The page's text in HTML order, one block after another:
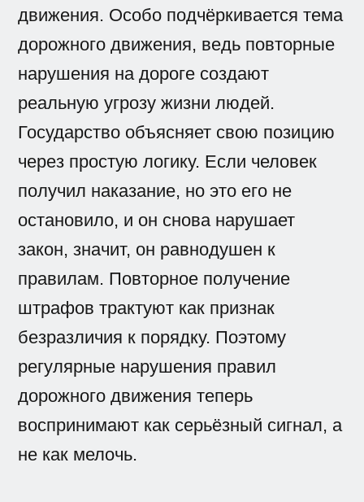
движения. Особо подчёркивается тема
дорожного движения, ведь повторные
нарушения на дороге создают
реальную угрозу жизни людей.
Государство объясняет свою позицию
через простую логику. Если человек
получил наказание, но это его не
остановило, и он снова нарушает
закон, значит, он равнодушен к
правилам. Повторное получение
штрафов трактуют как признак
безразличия к порядку. Поэтому
регулярные нарушения правил
дорожного движения теперь
воспринимают как серьёзный сигнал, а
не как мелочь.